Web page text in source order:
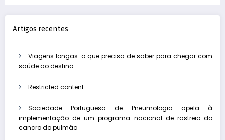
Artigos recentes
Viagens longas: o que precisa de saber para chegar com
saúde ao destino
Restricted content
Sociedade Portuguesa de Pneumologia apela à
implementação de um programa nacional de rastreio do
cancro do pulmão